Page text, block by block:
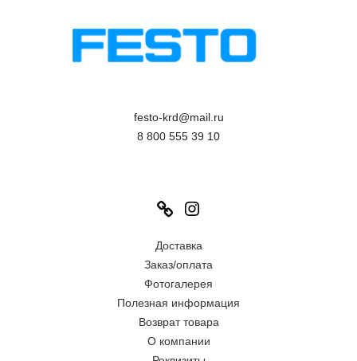
festo-krd@mail.ru
8 800 555 39 10
Link
Доставка
Заказ/оплата
Фотогалерея
Полезная информация
Возврат товара
О компании